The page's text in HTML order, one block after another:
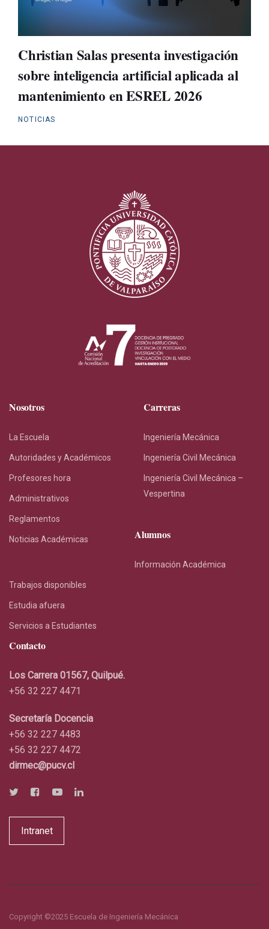
Christian Salas presenta investigación
sobre inteligencia artificial aplicada al
mantenimiento en ESREL 2026
NOTICIAS
Nosotros
La Escuela
Autoridades y Académicos
Profesores hora
Administrativos
Reglamentos
Noticias Académicas
Carreras
Ingeniería Mecánica
Ingeniería Civil Mecánica
Ingeniería Civil Mecánica –
Vespertina
Alumnos
Información Académica
Trabajos disponibles
Estudia afuera
Servicios a Estudiantes
Contacto
Los Carrera 01567, Quilpué.
+56 32 227 4471
Secretaría Docencia
+56 32 227 4483
+56 32 227 4472
dirmec@pucv.cl
Intranet
Copyright ©2025 Escuela de Ingeniería Mecánica